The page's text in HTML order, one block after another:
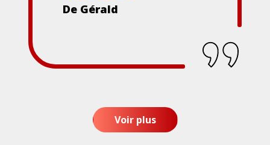
De Gérald
Voir plus